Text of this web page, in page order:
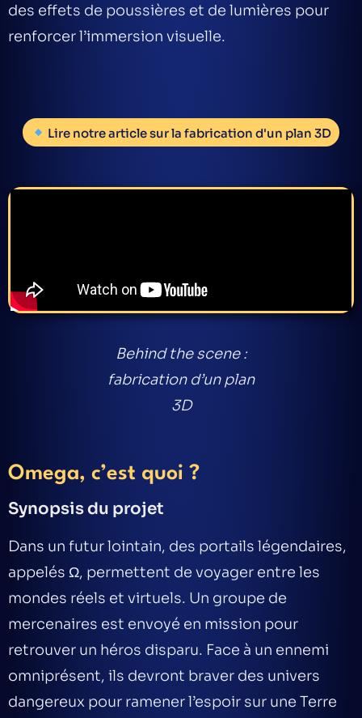
des effets de poussières et de lumières pour
renforcer l’immersion visuelle.
Lire notre article sur la fabrication d'un plan 3D
Behind the scene :
fabrication d’un plan
3D
Omega, c’est quoi ?
Synopsis du projet
Dans un futur lointain, des portails légendaires,
appelés Ω, permettent de voyager entre les
mondes réels et virtuels. Un groupe de
mercenaires est envoyé en mission pour
retrouver un héros disparu. Face à un ennemi
omniprésent, ils devront braver des univers
dangereux pour ramener l’espoir sur une Terre